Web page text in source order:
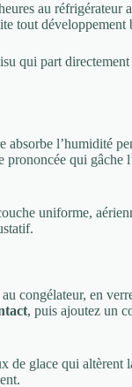
au réfrigérateur
tout développement
qui part directement
absorbe l’humidité
prononcée qui gâche
uniforme,
au congélateur, en
, puis ajoutez un
de glace qui altèrent